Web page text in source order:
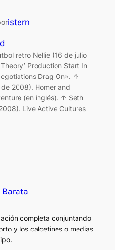
istern
retro Nellie (16 de julio
Production Start In
Drag On». ↑
2008). Homer and
(en inglés). ↑ Seth
Live Active Cultures
Barata
completa conjuntando
y los calcetines o medias